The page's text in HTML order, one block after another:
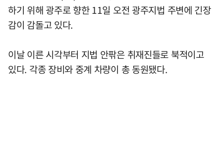
하기 위해 광주로 향한 11일 오전 광주지법 주변에 긴장
감이 감돌고 있다.
이날 이른 시각부터 지법 안팎은 취재진들로 북적이고
있다. 각종 장비와 중계 차량이 총 동원됐다.